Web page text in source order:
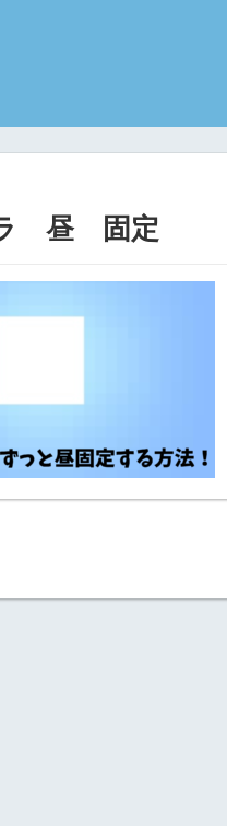
昼 固定